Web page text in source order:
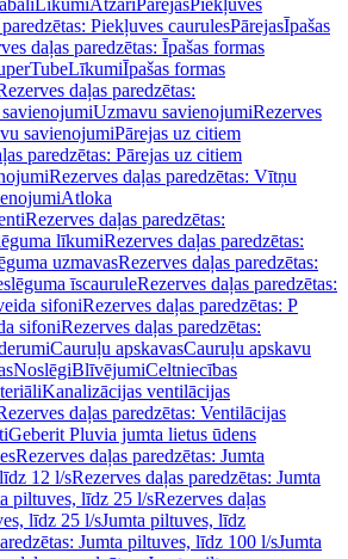
LīkumiAtzari PārejasPiekļuves
Piekļuves caurulesPārejasĪpašas
daļas paredzētas: Īpašas formas
LīkumiĪpašas formas
daļas paredzētas:
Uzmavu savienojumiRezerves
savienojumiPārejas uz citiem
paredzētas: Pārejas uz citiem
Rezerves daļas paredzētas: Vītņu
Atloka
Rezerves daļas paredzētas:
līkumiRezerves daļas paredzētas:
uzmavasRezerves daļas paredzētas:
īscauruleRezerves daļas paredzētas:
sifoniRezerves daļas paredzētas: P
sifoniRezerves daļas paredzētas:
Cauruļu apskavasCauruļu apskavu
NoslēgiBlīvējumiCeltniecības
Kanalizācijas ventilācijas
daļas paredzētas: Ventilācijas
Geberit Pluvia jumta lietus ūdens
Rezerves daļas paredzētas: Jumta
12 l/sRezerves daļas paredzētas: Jumta
piltuves, līdz 25 l/sRezerves daļas
līdz 25 l/sJumta piltuves, līdz
Jumta piltuves, līdz 100 l/sJumta